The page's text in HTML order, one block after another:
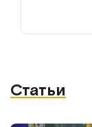
Статьи